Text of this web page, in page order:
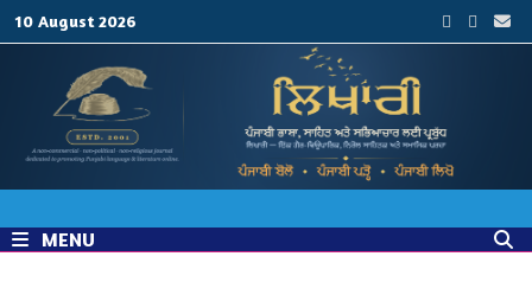
10 August 2026
MENU